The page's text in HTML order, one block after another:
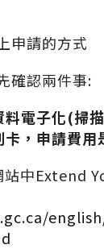
申請的方式
確認兩件事:
電子化(掃
，申請費
站中Extend